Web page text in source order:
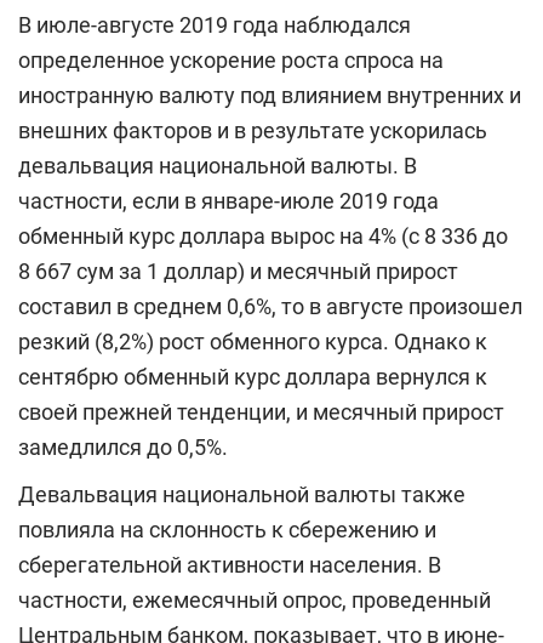
В июле-августе 2019 года наблюдался
определенное ускорение роста спроса на
иностранную валюту под влиянием внутренних и
внешних факторов и в результате ускорилась
девальвация национальной валюты. В
частности, если в январе-июле 2019 года
обменный курс доллара вырос на 4% (с 8 336 до
8 667 сум за 1 доллар) и месячный прирост
составил в среднем 0,6%, то в августе произошел
резкий (8,2%) рост обменного курса. Однако к
сентябрю обменный курс доллара вернулся к
своей прежней тенденции, и месячный прирост
замедлился до 0,5%.
Девальвация национальной валюты также
повлияла на склонность к сбережению и
сберегательной активности населения. В
частности, ежемесячный опрос, проведенный
Центральным банком, показывает, что в июне-